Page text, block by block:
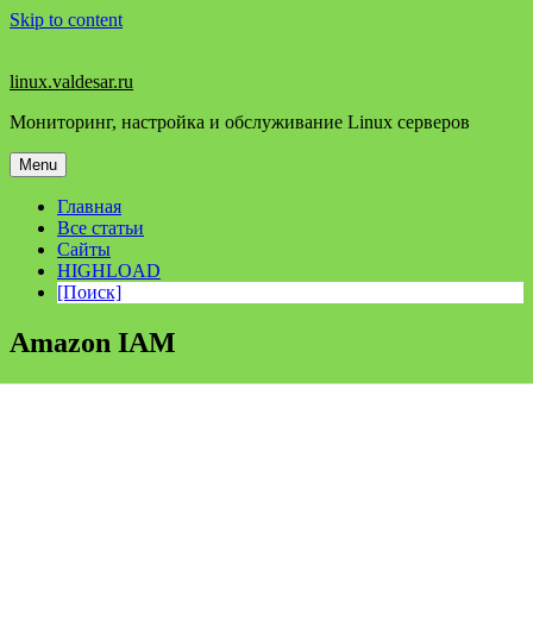
Skip to content
linux.valdesar.ru
Мониторинг, настройка и обслуживание Linux серверов
Menu
Главная
Все статьи
Сайты
HIGHLOAD
[Поиск]
Amazon IAM